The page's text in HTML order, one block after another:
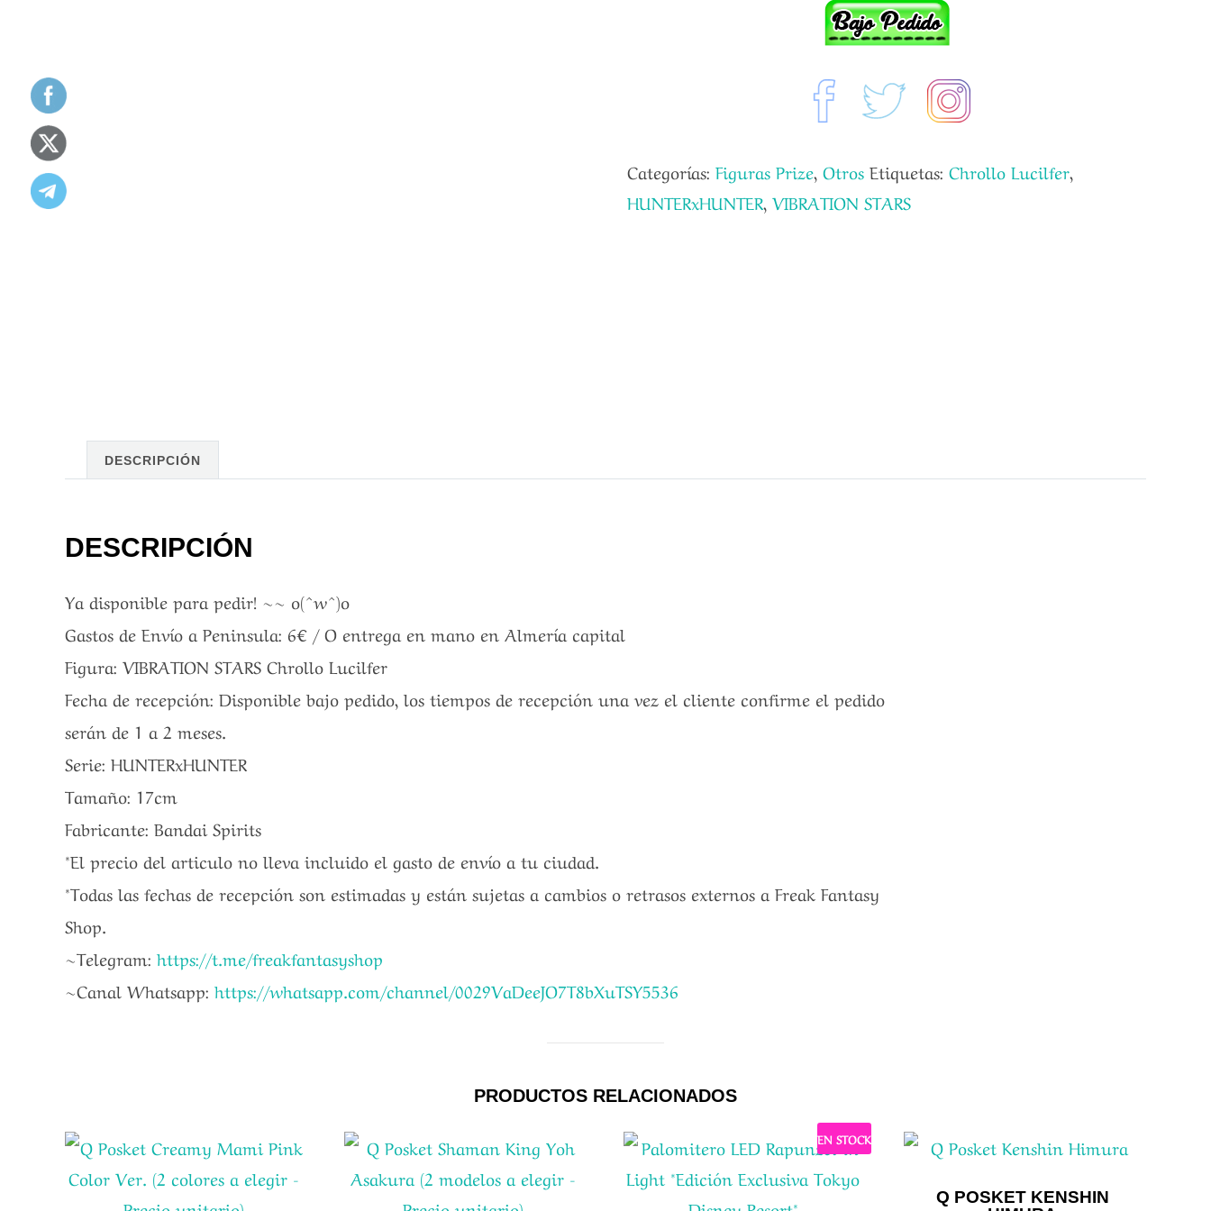
Categorías: Figuras Prize, Otros Etiquetas: Chrollo Lucilfer,
HUNTERxHUNTER, VIBRATION STARS
DESCRIPCIÓN
DESCRIPCIÓN
Ya disponible para pedir! ~~ o(^w^)o
Gastos de Envío a Peninsula: 6€ / O entrega en mano en Almería capital
Figura: VIBRATION STARS Chrollo Lucilfer
Fecha de recepción: Disponible bajo pedido, los tiempos de recepción una vez el cliente confirme el pedido
serán de 1 a 2 meses.
Serie: HUNTERxHUNTER
Tamaño: 17cm
Fabricante: Bandai Spirits
*El precio del articulo no lleva incluido el gasto de envío a tu ciudad.
*Todas las fechas de recepción son estimadas y están sujetas a cambios o retrasos externos a Freak Fantasy
Shop.
~Telegram: https://t.me/freakfantasyshop
~Canal Whatsapp: https://whatsapp.com/channel/0029VaDeeJO7T8bXuTSY5536
PRODUCTOS RELACIONADOS
EN STOCK
Q POSKET KENSHIN